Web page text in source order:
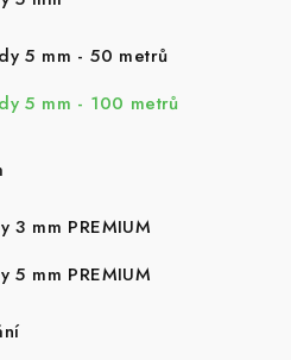
5 mm - 50 metrů
5 mm - 100 metrů
3 mm PREMIUM
5 mm PREMIUM